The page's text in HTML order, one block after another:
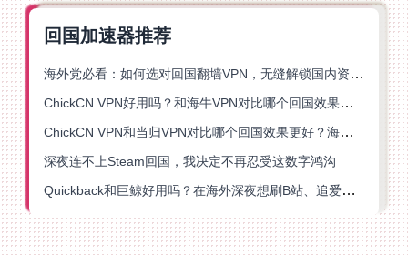
回国加速器推荐
海外党必看：如何选对回国翻墙VPN，无缝解锁国内资源？
ChickCN VPN好用吗？和海牛VPN对比哪个回国效果更好？
ChickCN VPN和当归VPN对比哪个回国效果更好？海外党亲测后选了它
深夜连不上Steam回国，我决定不再忍受这数字鸿沟
Quickback和巨鲸好用吗？在海外深夜想刷B站、追爱奇艺的你，或许正需要这份答案